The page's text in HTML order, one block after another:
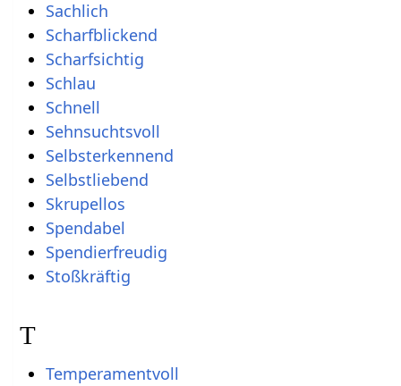
Sachlich
Scharfblickend
Scharfsichtig
Schlau
Schnell
Sehnsuchtsvoll
Selbsterkennend
Selbstliebend
Skrupellos
Spendabel
Spendierfreudig
Stoßkräftig
T
Temperamentvoll